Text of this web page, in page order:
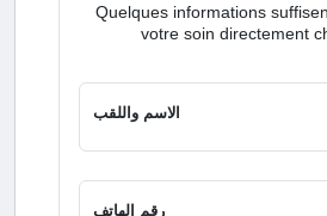
Quelques informations
votre soin directement
الاسم واللقب
رقم الهاتف